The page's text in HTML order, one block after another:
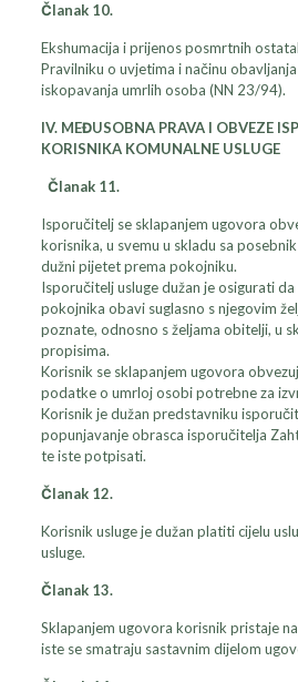
Članak 10.
Ekshumacija i prijenos posmrtnih
Pravilniku o uvjetima i načinu
iskopavanja umrlih osoba (NN 23/94).
IV. MEĐUSOBNA PRAVA I OBVEZE
KORISNIKA KOMUNALNE USLUGE
Članak 11.
Isporučitelj se sklapanjem ugovora
korisnika, u svemu u skladu sa
dužni pijetet prema pokojniku.
Isporučitelj usluge dužan je osigurati
pokojnika obavi suglasno s njegovim
poznate, odnosno s željama obitelji, u
propisima.
Korisnik se sklapanjem ugovora
podatke o umrloj osobi potrebne za
Korisnik je dužan predstavniku
popunjavanje obrasca isporučitelja
te iste potpisati.
Članak 12.
Korisnik usluge je dužan platiti cijelu
usluge.
Članak 13.
Sklapanjem ugovora korisnik pristaje
iste se smatraju sastavnim dijelom